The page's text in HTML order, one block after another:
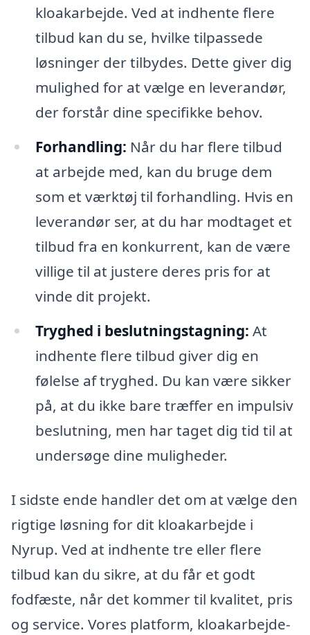
kloakarbejde. Ved at indhente flere
tilbud kan du se, hvilke tilpassede
løsninger der tilbydes. Dette giver dig
mulighed for at vælge en leverandør,
der forstår dine specifikke behov.
Forhandling: Når du har flere tilbud
at arbejde med, kan du bruge dem
som et værktøj til forhandling. Hvis en
leverandør ser, at du har modtaget et
tilbud fra en konkurrent, kan de være
villige til at justere deres pris for at
vinde dit projekt.
Tryghed i beslutningstagning: At
indhente flere tilbud giver dig en
følelse af tryghed. Du kan være sikker
på, at du ikke bare træffer en impulsiv
beslutning, men har taget dig tid til at
undersøge dine muligheder.
I sidste ende handler det om at vælge den
rigtige løsning for dit kloakarbejde i
Nyrup. Ved at indhente tre eller flere
tilbud kan du sikre, at du får et godt
fodfæste, når det kommer til kvalitet, pris
og service. Vores platform, kloakarbejde-